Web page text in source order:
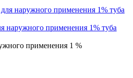
наружного применения 1% туба
применения 1 %